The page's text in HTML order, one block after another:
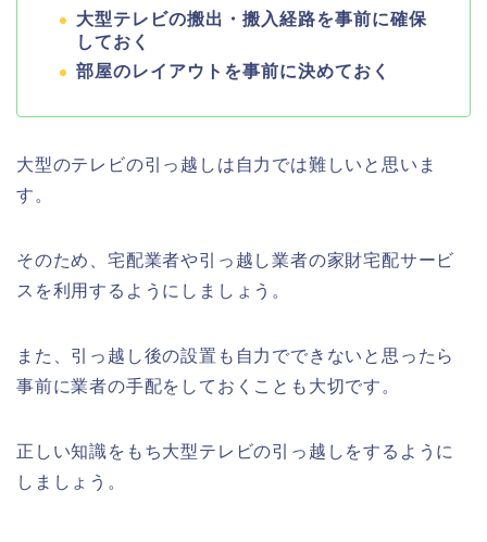
大型テレビの搬出・搬入経路を事前に確保
しておく
部屋のレイアウトを事前に決めておく
大型のテレビの引っ越しは自力では難しいと思いま
す。
そのため、宅配業者や引っ越し業者の家財宅配サービ
スを利用するようにしましょう。
また、引っ越し後の設置も自力でできないと思ったら
事前に業者の手配をしておくことも大切です。
正しい知識をもち大型テレビの引っ越しをするように
しましょう。